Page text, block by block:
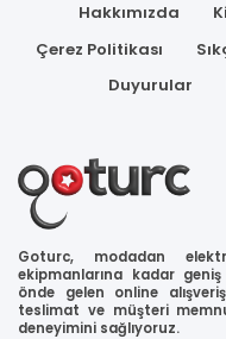
Hakkımızda
Çerez Politikası
Duyurular
Goturc, modadan
ekipmanlarına kadar
önde gelen online
teslimat ve müşteri
deneyimini sağlıyoruz.